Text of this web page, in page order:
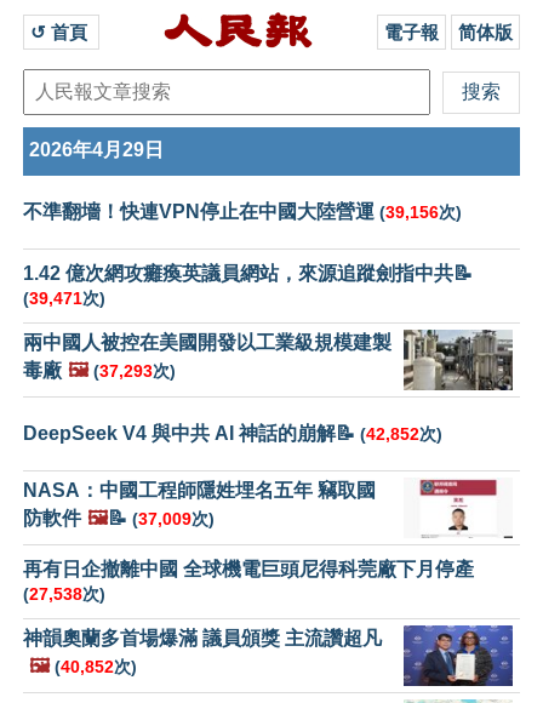
↺ 首頁 電子報 简体版
2026年4月29日
不準翻墻！快連VPN停止在中國大陸營運 (39,156次)
1.42 億次網攻癱瘓英議員網站，來源追蹤劍指中共📝
(39,471次)
兩中國人被控在美國開發以工業級規模建製
毒廠 🖼️ (37,293次)
DeepSeek V4 與中共 AI 神話的崩解📝 (42,852次)
NASA：中國工程師隱姓埋名五年 竊取國
防軟件 🖼️📝 (37,009次)
再有日企撤離中國 全球機電巨頭尼得科莞廠下月停產
(27,538次)
神韻奧蘭多首場爆滿 議員頒獎 主流讚超凡
🖼️ (40,852次)